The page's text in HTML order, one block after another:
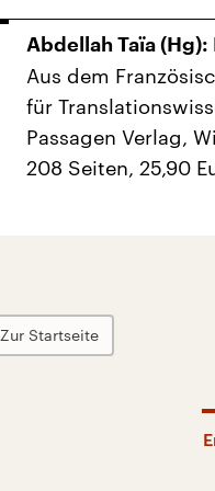
Abdellah Taïa
Aus dem
für
Passagen Verlag,
208 Seiten, 25,90
Zur Startseite